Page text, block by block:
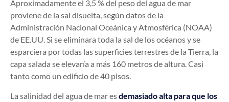
Aproximadamente el 3,5 % del peso del agua de mar
proviene de la sal disuelta, según datos de la
Administración Nacional Oceánica y Atmosférica (NOAA)
de EE.UU. Si se eliminara toda la sal de los océanos y se
esparciera por todas las superficies terrestres de la Tierra, la
capa salada se elevaría a más 160 metros de altura. Casi
tanto como un edificio de 40 pisos.
La salinidad del agua de mar esdemasiado alta para que los